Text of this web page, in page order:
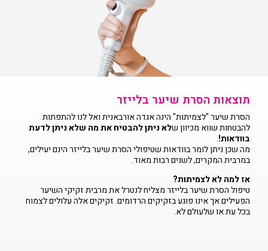
תוצאות הסרת שיער בלייזר
הסרת שיער "לצמיתות" הינה אגדה אורבאנית ואל לנו להתפתות
להבטחות שווא מכיוון שלא ניתן להבטיח את מה שלא ניתן לדעת
בוודאות!.
מה שכן ניתן לומר בוודאות שטיפולי הסרת שיער בלייזר הינם יעילים,
במרבית המקרים, לשנים רבות מאוד.
אז למה לא לצמיתות?
טיפול הסרת שיער בלייזר מצליח לנטרל את מרבית זקיקי השיער
הפעילים אך אינו פוגע בזקיקים הרדומים. זקיקים אלה עלולים לצמוח
בכל עת או שלעולם לא.